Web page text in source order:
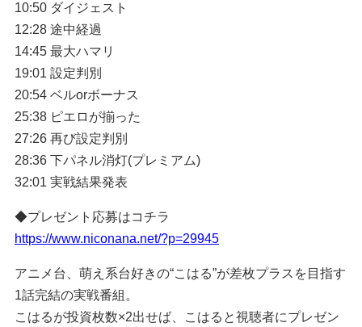
10:50 ダイジェスト
12:28 途中経過
14:45 最大ハマリ
19:01 設定判別
20:54 ベルorボーナス
25:38 ピエロが揃った
27:26 再び設定判別
28:36 下パネル消灯(プレミアム)
32:01 実戦結果発表
◆プレゼント応募はコチラ
https://www.niconana.net/?p=29945
アニメ台、萌え系台好きの“こはる”が差枚プラスを目指す
1話完結の実戦番組。
こはるが投資枚数×2出せば、こはると視聴者にプレゼン